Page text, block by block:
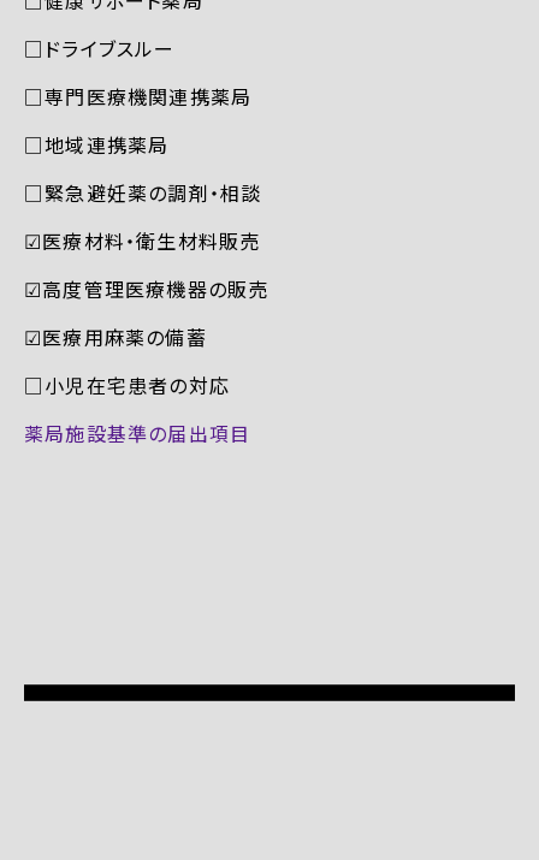
□ドライブスルー
□専門医療機関連携薬局
□地域連携薬局
□緊急避妊薬の調剤・相談
☑︎医療材料・衛生材料販売
☑︎高度管理医療機器の販売
☑︎医療用麻薬の備蓄
□小児在宅患者の対応
薬局施設基準の届出項目